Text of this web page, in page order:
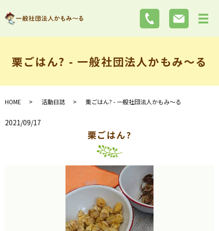
栗ごはん? - 一般社団法人かもみ～る
HOME 活動日誌 栗ごはん? - 一般社団法人かもみ～る
2021/09/17
栗ごはん?